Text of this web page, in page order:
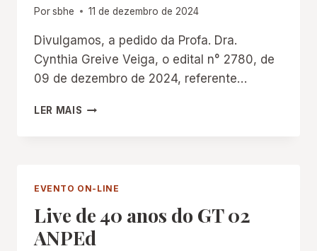
Y
UN
ENFOQUE
NARRATIVO
A
HISTORIA
Porsbhe 11 de dezembro de 2024
Divulgamos, a pedido da Profa. Dra.
Cynthia Greive Veiga, o edital n° 2780, de
09 de dezembro de 2024, referente…
LER MAIS CONCURSO
DE
EDUCAÇÃO/UFMG
EVENTO ON-LINE
Live de 40 anos do GT 02
ANPEd